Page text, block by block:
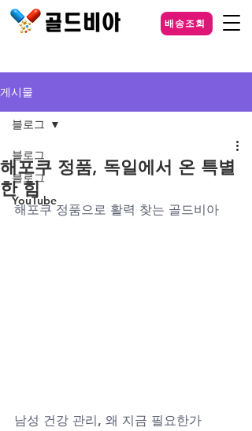
배송조회
게시물
블로그
블로그
YouTube
블로그
해포쿠 정품, 독일에서 온 특별
한 힘
해포쿠 정품으로 활력 찾는 골드비아
남성 건강 관리, 왜 지금 필요한가